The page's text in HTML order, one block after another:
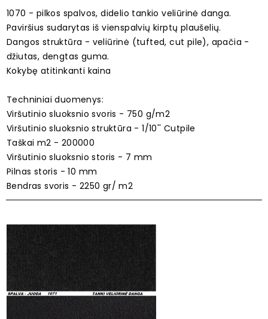
1070 - pilkos spalvos, didelio tankio veliūrinė danga.
Paviršius sudarytas iš vienspalvių kirptų plaušelių.
Dangos struktūra - veliūrinė (tufted, cut pile), apačia -
džiutas, dengtas guma.
Kokybę atitinkanti kaina
Techniniai duomenys:
Viršutinio sluoksnio svoris - 750 g/m2
Viršutinio sluoksnio struktūra - 1/10'' Cutpile
Taškai m2 - 200000
Viršutinio sluoksnio storis - 7 mm
Pilnas storis - 10 mm
Bendras svoris - 2250 gr/ m2